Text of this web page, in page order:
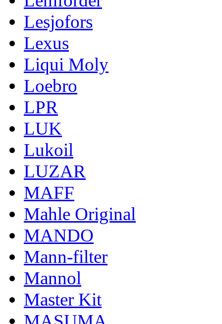
Lesjofors
Lexus
Liqui Moly
Loebro
LPR
LUK
Lukoil
LUZAR
MAFF
Mahle Original
MANDO
Mann-filter
Mannol
Master Kit